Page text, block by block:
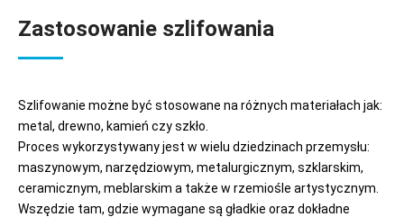
Zastosowanie szlifowania
Szlifowanie możne być stosowane na różnych materiałach jak:
metal, drewno, kamień czy szkło.
Proces wykorzystywany jest w wielu dziedzinach przemysłu:
maszynowym, narzędziowym, metalurgicznym, szklarskim,
ceramicznym, meblarskim a także w rzemiośle artystycznym.
Wszędzie tam, gdzie wymagane są gładkie oraz dokładne